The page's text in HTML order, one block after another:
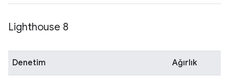
Lighthouse 8
Denetim Ağırlık